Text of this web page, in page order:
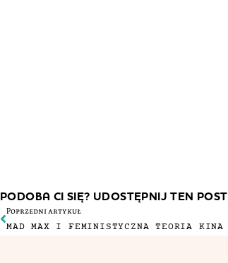
PODOBA CI SIĘ? UDOSTĘPNIJ TEN POST
Poprzedni artykuł
MAD MAX I FEMINISTYCZNA TEORIA KINA